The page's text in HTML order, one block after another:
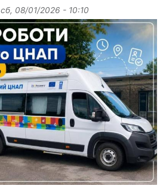
сб, 08/01/2026 - 10:10